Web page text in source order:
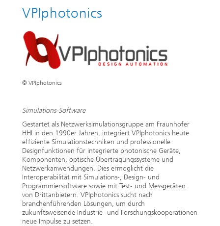
VPIphotonics
© VPIphotonics
Simulations-Software
Gestartet als Netzwerksimulationsgruppe am Fraunhofer
HHI in den 1990er Jahren, integriert VPIphotonics heute
effiziente Simulationstechniken und professionelle
Designfunktionen für integrierte photonische Geräte,
Komponenten, optische Übertragungssysteme und
Netzwerkanwendungen. Dies ermöglicht die
Interoperabilität mit Simulations-, Design- und
Programmiersoftware sowie mit Test- und Messgeräten
von Drittanbietern. VPIphotonics sucht nach
branchenführenden Lösungen, um durch
zukunftsweisende Industrie- und Forschungskooperationen
neue Impulse zu setzen.